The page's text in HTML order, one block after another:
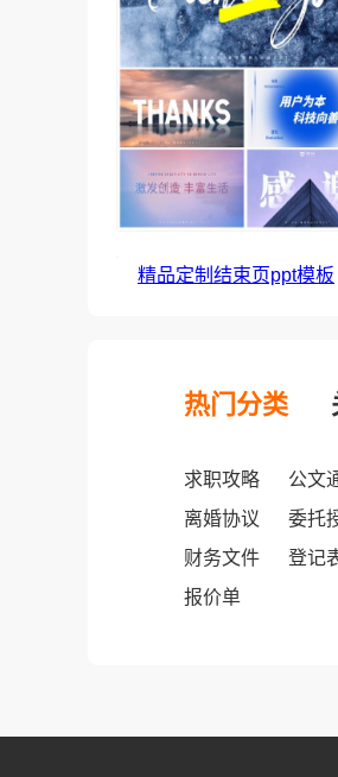
精品定制结束页ppt模板
热门分类
求职攻略 公文
离婚协议
委托
财务文件
登记
报价单